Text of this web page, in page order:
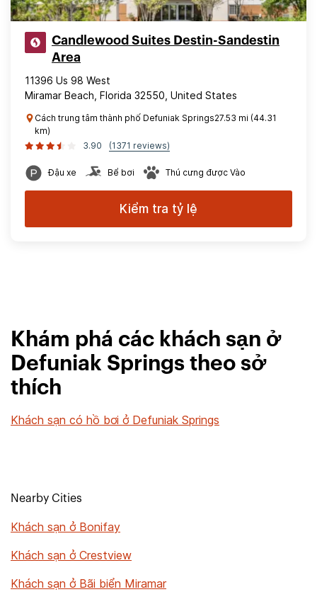
Candlewood Suites Destin-Sandestin
Area
11396 Us 98 West
Miramar Beach, Florida 32550, United States
Cách trung tâm thành phố Defuniak Springs27.53 mi (44.31
km)
3.90
(1371 reviews)
Đậu xe Bể bơi Thú cưng được Vào
Kiểm tra tỷ lệ
Khám phá các khách sạn ở
Defuniak Springs theo sở
thích
Khách sạn có hồ bơi ở Defuniak Springs
Nearby Cities
Khách sạn ở Bonifay
Khách sạn ở Crestview
Khách sạn ở Bãi biển Miramar